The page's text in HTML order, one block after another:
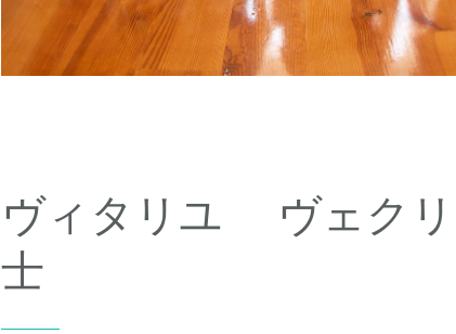
ヴィタリユ ヴェク
士